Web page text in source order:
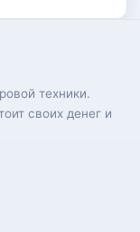
техники.
своих денег и